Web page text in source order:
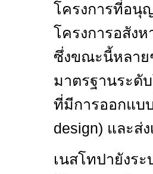
โครงการที่อ
โครงการอสัง
ซึ่งขณะนี้หลา
มาตรฐานระดั
ที่มีการออกแบ
design) และส่
เนสโทปายังร